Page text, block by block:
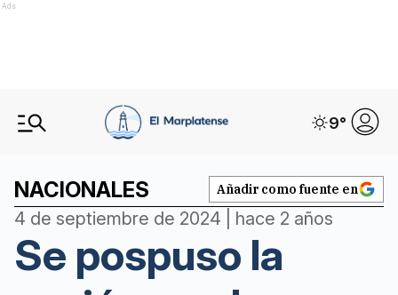
Ads
9°
NACIONALES Añadir como fuente en
4 de septiembre de 2024 | hace 2 años
Se pospuso la